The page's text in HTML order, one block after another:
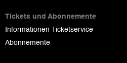
Tickets und Abonnemente
Informationen Ticketservice
Abonnemente